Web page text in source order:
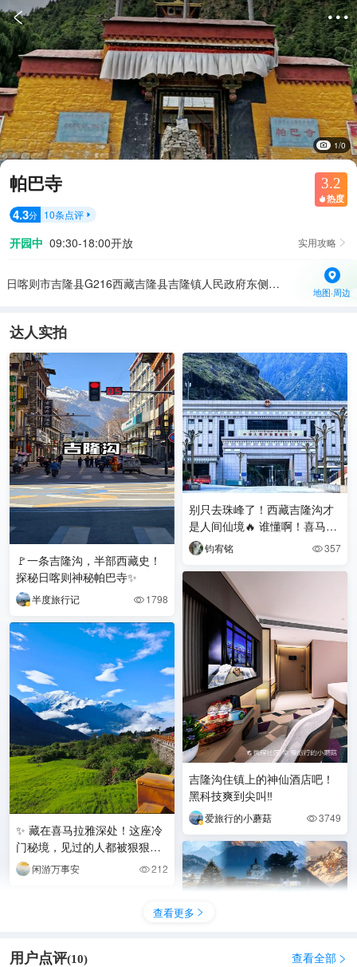
 
1/0
帕巴寺 3.2
 热度
4.3分 10条点评 
开园中 09:30-18:00开放 实用攻略 
日喀则市吉隆县G216西藏吉隆县吉隆镇人民政府东侧约60米
地图·周边
达人实拍
🚩一条吉隆沟，半部西藏史！
探秘日喀则神秘帕巴寺✨
半度旅行记  1798
✨ 藏在喜马拉雅深处！这座冷
门秘境，见过的人都被狠狠震
撼 闲游万事安 212
别只去珠峰了！西藏吉隆沟才
是人间仙境🔥 谁懂啊！喜马拉
雅深处藏着珠峰后花园🌿日喀
则吉隆沟，一山四
钧宥铭 357
吉隆沟住镇上的神仙酒店吧！
黑科技爽到尖叫‼️
爱旅行的小蘑菇 3749
查看更多 
用户点评(10) 查看全部 